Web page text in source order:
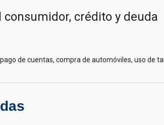
consumidor, crédito y deuda
de cuentas, compra de automóviles, uso